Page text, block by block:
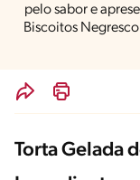
pelo sabor e
Biscoitos
Torta Gelada